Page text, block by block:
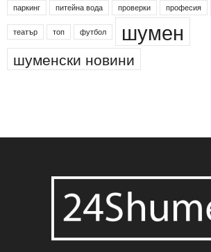
паркинг питейна вода проверки професия
театър топ футбол шумен
шуменски новини